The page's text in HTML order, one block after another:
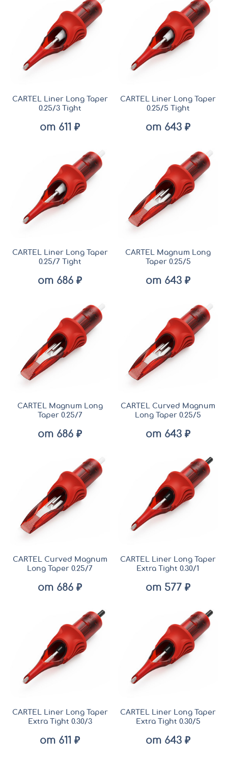
CARTEL Liner Long Taper
0.25/3 Tight
от 611 ₽
CARTEL Liner Long Taper
0.25/5 Tight
от 643 ₽
CARTEL Liner Long Taper
0.25/7 Tight
от 686 ₽
CARTEL Magnum Long
Taper 0.25/5
от 643 ₽
CARTEL Magnum Long
Taper 0.25/7
от 686 ₽
CARTEL Curved Magnum
Long Taper 0.25/5
от 643 ₽
CARTEL Curved Magnum
Long Taper 0.25/7
от 686 ₽
CARTEL Liner Long Taper
Extra Tight 0.30/1
от 577 ₽
CARTEL Liner Long Taper
Extra Tight 0.30/3
от 611 ₽
CARTEL Liner Long Taper
Extra Tight 0.30/5
от 643 ₽